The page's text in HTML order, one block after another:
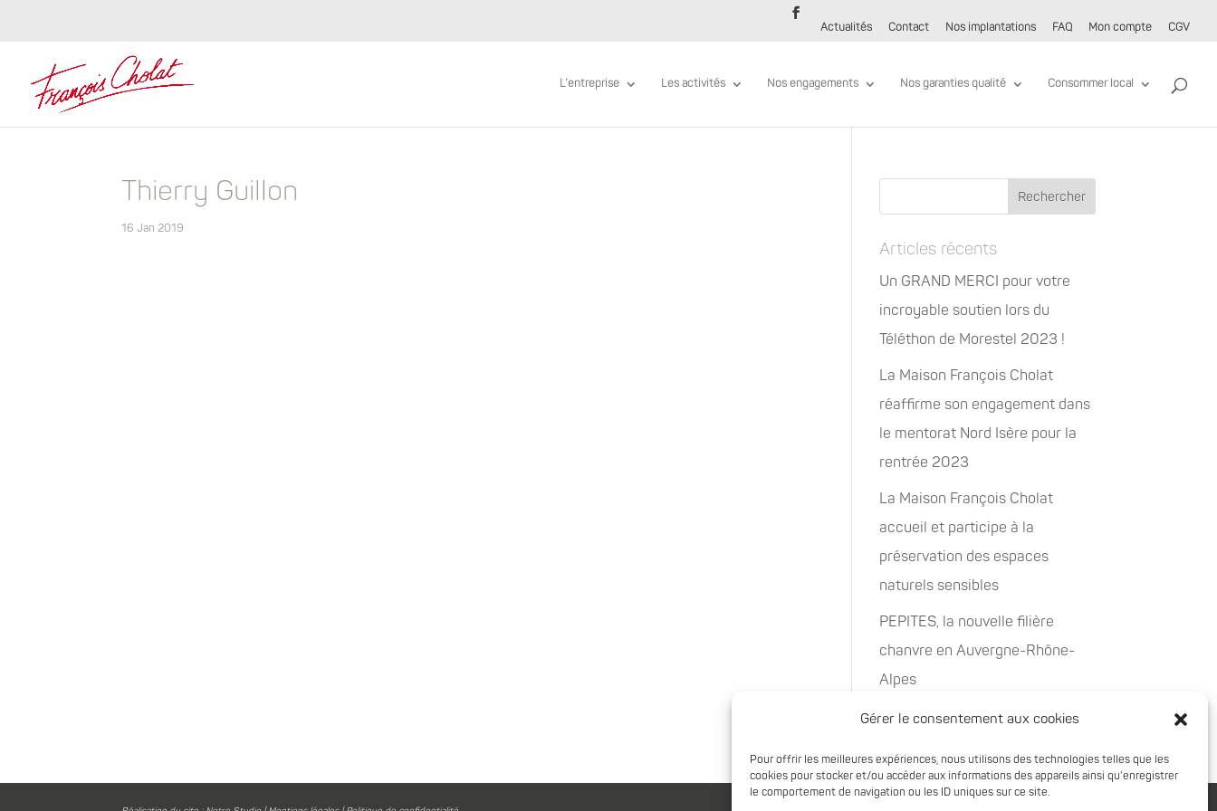
Gérer le consentement aux cookies
Pour offrir les meilleures expériences, nous utilisons des technologies telles que les
cookies pour stocker et/ou accéder aux informations des appareils ainsi qu'enregistrer
le comportement de navigation ou les ID uniques sur ce site.
Actualités Contact Nos implantations FAQ Mon compte CGV
L’entreprise Les activités Nos engagements Nos garanties qualité Consommer local
Thierry Guillon
16 Jan 2019
Articles récents
Un GRAND MERCI pour votre
incroyable soutien lors du
Téléthon de Morestel 2023 !
La Maison François Cholat
réaffirme son engagement dans
le mentorat Nord Isère pour la
rentrée 2023
La Maison François Cholat
accueil et participe à la
préservation des espaces
naturels sensibles
PEPITES, la nouvelle filière
chanvre en Auvergne-Rhône-
Alpes
Rachat de 5 sites à Oxyane